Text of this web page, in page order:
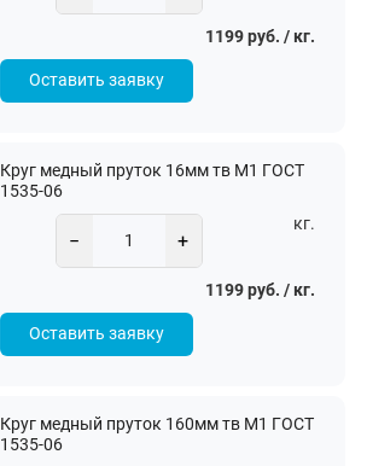
1199 руб. / кг.
Оставить заявку
Круг медный пруток 16мм тв М1 ГОСТ
1535-06
− +
кг.
1199 руб. / кг.
Оставить заявку
Круг медный пруток 160мм тв М1 ГОСТ
1535-06